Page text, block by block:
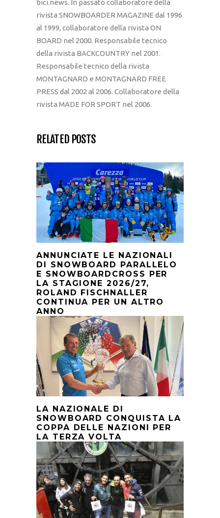
bici.news. In passato collaboratore della
rivista SNOWBOARDER MAGAZINE dal 1996
al 1999, collaboratore della rivista ON
BOARD nel 2000. Responsabile tecnico
della rivista BACKCOUNTRY nel 2001.
Responsabile tecnico della rivista
MONTAGNARD e MONTAGNARD FREE
PRESS dal 2002 al 2006. Collaboratore della
rivista MADE FOR SPORT nel 2006.
RELATED POSTS
ANNUNCIATE LE NAZIONALI
DI SNOWBOARD PARALLELO
E SNOWBOARDCROSS PER
LA STAGIONE 2026/27,
ROLAND FISCHNALLER
CONTINUA PER UN ALTRO
ANNO
LA NAZIONALE DI
SNOWBOARD CONQUISTA LA
COPPA DELLE NAZIONI PER
LA TERZA VOLTA